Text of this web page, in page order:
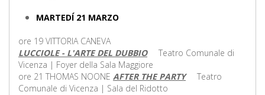
MARTEDÍ 21 MARZO
ore 19 VITTORIA CANEVA
LUCCIOLE - L'ARTE DEL DUBBIO
Teatro Comunale di
Vicenza | Foyer della Sala Maggiore
ore 21 THOMAS NOONE AFTER THE PARTY
Teatro
Comunale di Vicenza | Sala del Ridotto